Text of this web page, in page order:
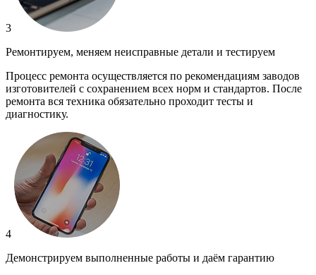
3
Ремонтируем, меняем неисправные детали и тестируем
Процесс ремонта осуществляется по рекомендациям заводов
изготовителей с сохранением всех норм и стандартов. После
ремонта вся техника обязательно проходит тесты и
диагностику.
4
Демонстрируем выполненные работы и даём гарантию